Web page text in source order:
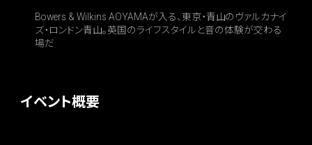
Bowers & Wilkins AOYAMAが入る、東京・青山のヴァルカナイ
ズ・ロンドン青山。英国のライフスタイルと音の体験が交わる
場だ
イベント概要